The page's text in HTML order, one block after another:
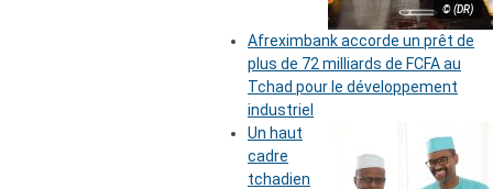
© (DR)
Afreximbank accorde un prêt de
plus de 72 milliards de FCFA au
Tchad pour le développement
industriel
Un haut
cadre
tchadien